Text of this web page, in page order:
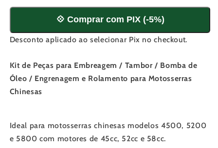
Bomba
de
/
Engrenagem
e
Rolamento
Chinesas
/
Bomba
de
/
Engrenagem
Chinesas
💠 Comprar com PIX (-5%)
Desconto aplicado ao selecionar Pix no checkout.
Kit de Peças para Embreagem / Tambor / Bomba de
Óleo / Engrenagem e Rolamento para Motosserras
Chinesas
Ideal para motosserras chinesas modelos 4500, 5200
e 5800 com motores de 45cc, 52cc e 58cc.